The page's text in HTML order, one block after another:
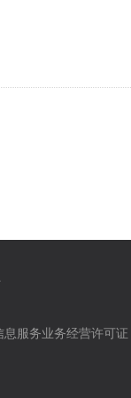
服务业务经营许可证